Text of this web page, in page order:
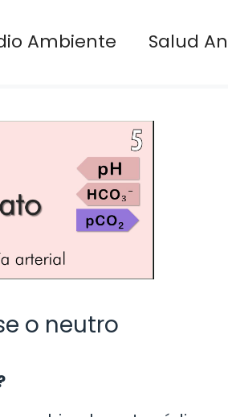
Ambiente Salud
o neutro